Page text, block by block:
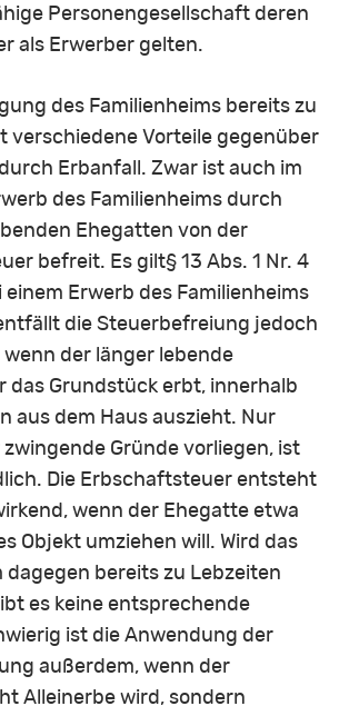
Personengesellschaft deren
als Erwerber gelten.
des Familienheims bereits zu
verschiedene Vorteile gegenüber
Erbanfall. Zwar ist auch im
des Familienheims durch
Ehegatten von der
befreit. Es gilt§ 13 Abs. 1 Nr. 4
einem Erwerb des Familienheims
die Steuerbefreiung jedoch
der länger lebende
das Grundstück erbt, innerhalb
aus dem Haus auszieht. Nur
Gründe vorliegen, ist
Die Erbschaftsteuer entsteht
wenn der Ehegatte etwa
Objekt umziehen will. Wird das
dagegen bereits zu Lebzeiten
es keine entsprechende
ist die Anwendung der
außerdem, wenn der
Alleinerbe wird, sondern